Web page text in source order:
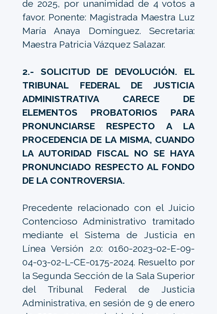
de 2025, por unanimidad de 4 votos a
favor. Ponente: Magistrada Maestra Luz
María Anaya Domínguez. Secretaria:
Maestra Patricia Vázquez Salazar.
2.- SOLICITUD DE DEVOLUCIÓN. EL
TRIBUNAL FEDERAL DE JUSTICIA
ADMINISTRATIVA CARECE DE
ELEMENTOS PROBATORIOS PARA
PRONUNCIARSE RESPECTO A LA
PROCEDENCIA DE LA MISMA, CUANDO
LA AUTORIDAD FISCAL NO SE HAYA
PRONUNCIADO RESPECTO AL FONDO
DE LA CONTROVERSIA.
Precedente relacionado con el Juicio
Contencioso Administrativo tramitado
mediante el Sistema de Justicia en
Línea Versión 2.0: 0160-2023-02-E-09-
04-03-02-L-CE-0175-2024. Resuelto por
la Segunda Sección de la Sala Superior
del Tribunal Federal de Justicia
Administrativa, en sesión de 9 de enero